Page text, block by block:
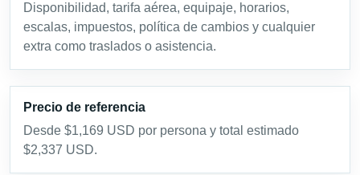
Disponibilidad, tarifa aérea, equipaje, horarios,
escalas, impuestos, política de cambios y cualquier
extra como traslados o asistencia.
Precio de referencia
Desde $1,169 USD por persona y total estimado
$2,337 USD.